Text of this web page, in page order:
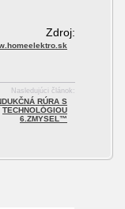
Zdroj:
Nasledujúci článok:
RÚRA S
TECHNOLÓGIOU
6.ZMYSEL™